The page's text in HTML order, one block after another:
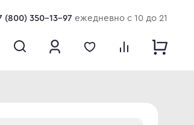
(800) 350-13-97 ежедневно с 10 до 21